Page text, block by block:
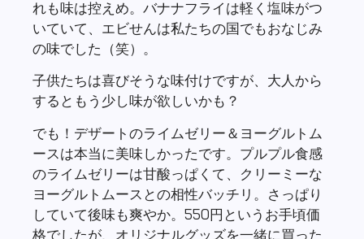
ースは本当に美味しかったです。プルプル食感
のライムゼリーは甘酸っぱくて、クリーミーな
ヨーグルトムースとの相性バッチリ。さっぱり
格でしたが、オリジナルグッズを一緒に買った
のでちょっとお値段は上がっちゃいました。